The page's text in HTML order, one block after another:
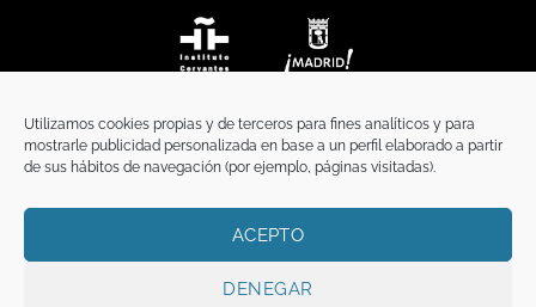
Utilizamos cookies propias y de terceros para fines analíticos y para
mostrarle publicidad personalizada en base a un perfil elaborado a partir
de sus hábitos de navegación (por ejemplo, páginas visitadas).
ACEPTO
DENEGAR
TÉRMINOS Y CONDICIONES